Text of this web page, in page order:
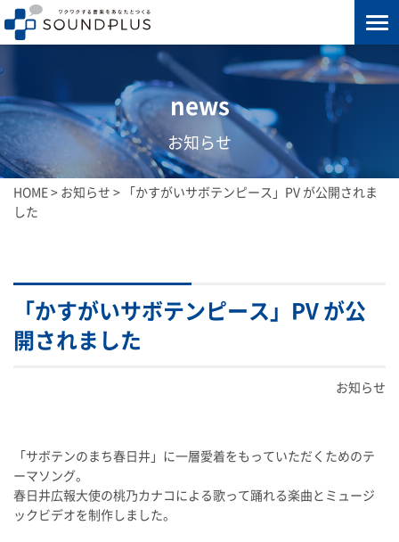
news
お知らせ
HOME> お知らせ > 「かすがいサボテンピース」PV が公開されま
した
「かすがいサボテンピース」PV が公
開されました
お知らせ
「サボテンのまち春日井」に一層愛着をもっていただくためのテ
ーマソング。
春日井広報大使の桃乃カナコによる歌って踊れる楽曲とミュージ
ックビデオを制作しました。